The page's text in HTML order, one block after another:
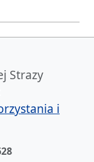
Strazy
i